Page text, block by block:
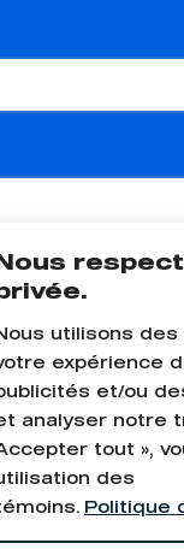
utilisons
expérience
et/ou
analyser notre
tout »,
des
Politique